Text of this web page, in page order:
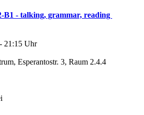
B1 - talking, grammar, reading
21:15 Uhr
Esperantostr. 3, Raum 2.4.4